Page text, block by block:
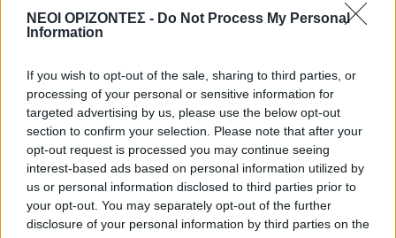
ΝΕΟΙ ΟΡΙΖΟΝΤΕΣ - Do Not Process My Personal
Information
If you wish to opt-out of the sale, sharing to third parties, or
processing of your personal or sensitive information for
targeted advertising by us, please use the below opt-out
section to confirm your selection. Please note that after your
opt-out request is processed you may continue seeing
interest-based ads based on personal information utilized by
us or personal information disclosed to third parties prior to
your opt-out. You may separately opt-out of the further
disclosure of your personal information by third parties on the
γεύση καλοκαιριού
ΜΑΤΙΕΣ ΣΤΟ ΠΑΡΕΛΘΟΝ
Μπλεκ: O ήρωας που έδερνε τους
Άγγλους και φορούσε γούνινο καπέλο
και γιλέκο χειμώνα καλοκαίρι!
8 Αυγούστου 2026 08:14
ΚΡΗΤΗ
Κρήτη: O καιρός του Σαββάτου 8
Αυγούστου
8 Αυγούστου 2026 08:12